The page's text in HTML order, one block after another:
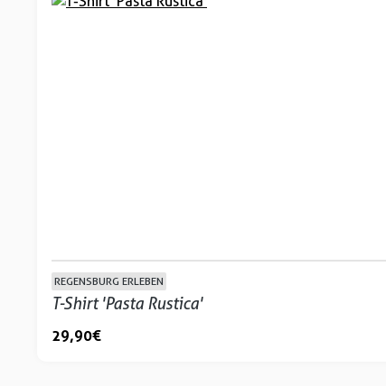
REGENSBURG ERLEBEN
T-Shirt 'Pasta Rustica'
29,90 €